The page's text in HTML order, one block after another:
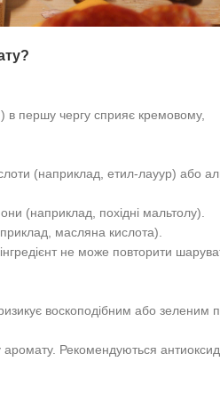
в першу чергу сприяє кремовому,
(наприклад, етил-лауур) або
(наприклад, похідні мальтолу).
масляна кислота).
не може повторити
воскоподібним або зеленим
аромату. Рекомендуються